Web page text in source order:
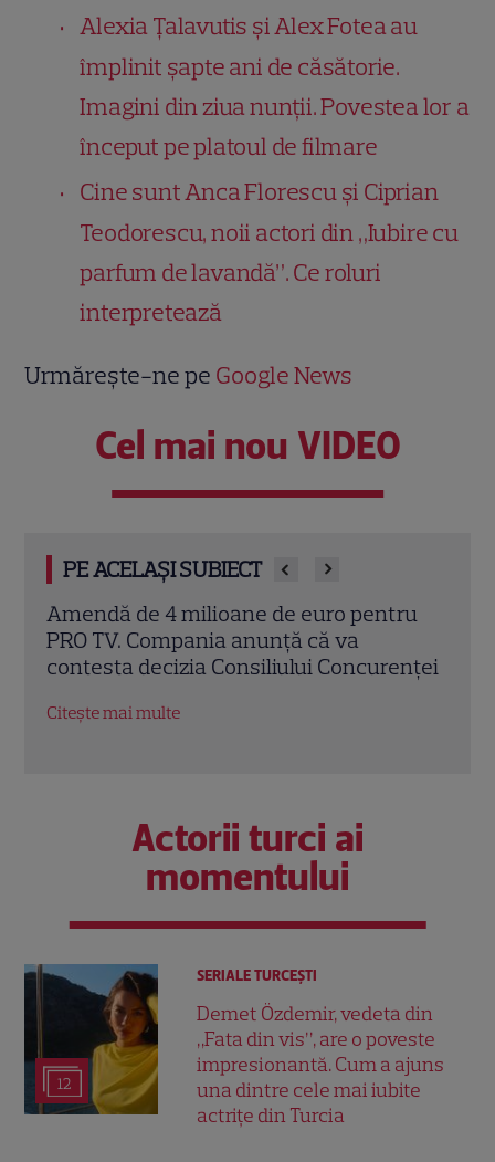
Alexia Țalavutis și Alex Fotea au
împlinit șapte ani de căsătorie.
Imagini din ziua nunții. Povestea lor a
început pe platoul de filmare
Cine sunt Anca Florescu și Ciprian
Teodorescu, noii actori din „Iubire cu
parfum de lavandă”. Ce roluri
interpretează
Urmărește-ne pe Google News
Cel mai nou VIDEO
PE ACELAȘI SUBIECT
„Vara iubirii” continuă la DIVA! Filme
romantice în premieră și povești de
dragoste de văzut în august
Citește mai multe
Actorii turci ai
momentului
12
SERIALE TURCEŞTI
Demet Özdemir, vedeta din
„Fata din vis”, are o poveste
impresionantă. Cum a ajuns
una dintre cele mai iubite
actrițe din Turcia